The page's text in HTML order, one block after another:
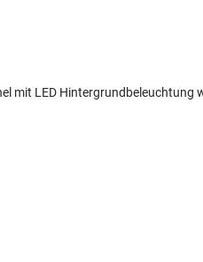
mit LED